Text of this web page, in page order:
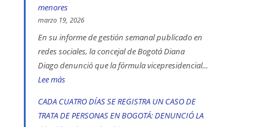
Bogotá
en
2025:
Ciudad
Bolívar
menores
marzo 19, 2026
En su informe de gestión semanal publicado en
redes sociales, la concejal de Bogotá Diana
Diago denunció que la fórmula vicepresidencial...
Lee más:
Concejal
CADA CUATRO DÍAS SE REGISTRA UN CASO DE
TRATA DE PERSONAS EN BOGOTÁ: DENUNCIÓ LA